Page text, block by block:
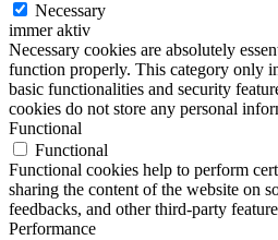
Necessary
immer aktiv
Necessary cookies are absolutely
function properly. This category only
basic functionalities and security
cookies do not store any personal
Functional
Functional
Functional cookies help to perform
sharing the content of the website on
feedbacks, and other third-party
Performance